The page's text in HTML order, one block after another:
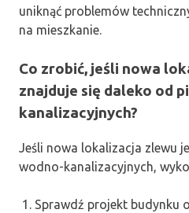
uniknąć problemów
na mieszkanie.
Co zrobić, jeśli nowa
znajduje się daleko od
kanalizacyjnych?
Jeśli nowa lokalizacja zlewu
wodno-kanalizacyjnych,
Sprawdź projekt budynku